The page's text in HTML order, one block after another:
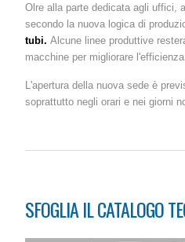
Olre alla parte dedicata agli uffici,
secondo la nuova logica di
tubi. Alcune linee produttive
macchine per migliorare
L'apertura della nuova sede è
soprattutto negli orari e nei giorni
SFOGLIA IL CATALOGO